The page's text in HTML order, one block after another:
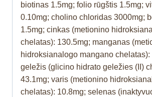
biotinas 1.5mg; folio rūgštis 1.5mg;
0.10mg; cholino chloridas 3000mg;
1.5mg; cinkas (metionino
chelatas): 130.5mg; manganas
hidroksianalogo mangano chelatas):
geležis (glicino hidrato geležies (II)
43.1mg; varis (metionino
chelatas): 10.8mg; selenas